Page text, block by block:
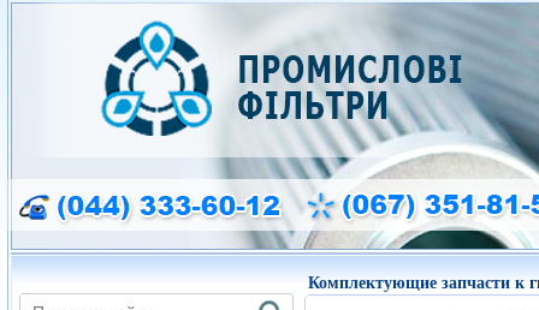
Комплектующие запчасти к